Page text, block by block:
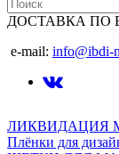
ДОСТАВКА ПО
e-mail: info@ibdi-
ЛИКВИДАЦИЯ
Плёнки для